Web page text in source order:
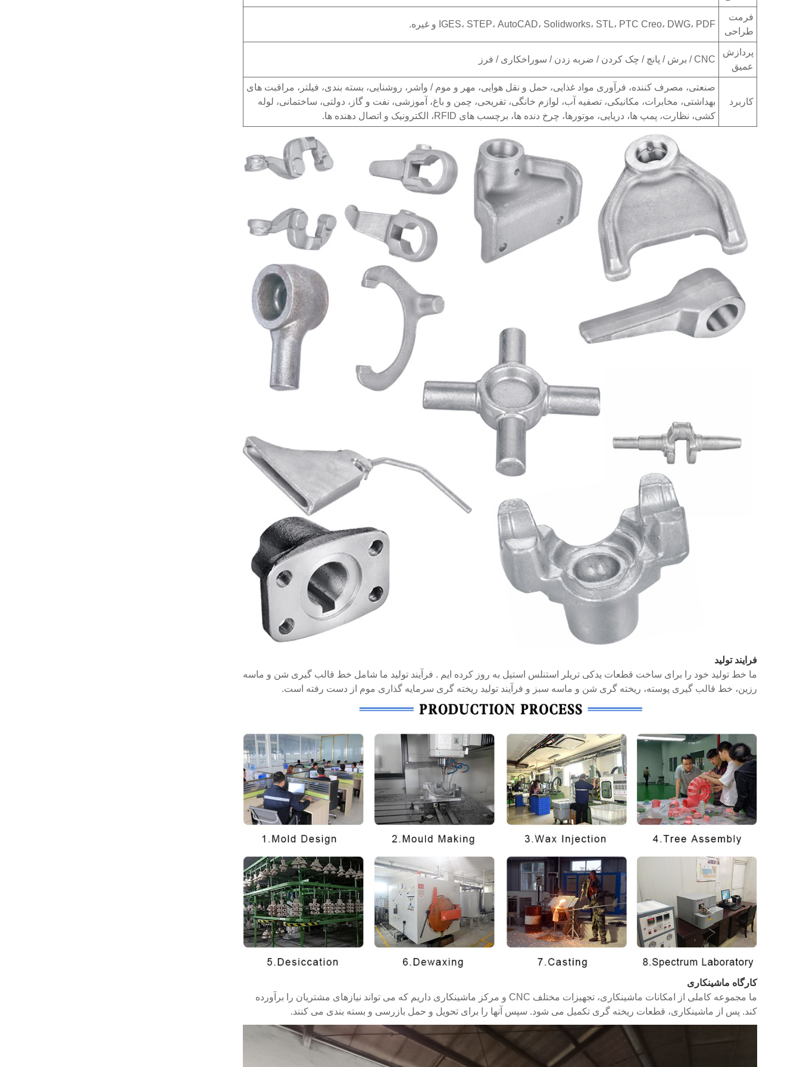
فرمت
طراحی
IGES، STEP، AutoCAD، Solidworks، STL، PTC Creo، DWG، PDF و غیره.
پردازش
عمیق
CNC / برش / پانچ / چک کردن / ضربه زدن / سوراخکاری / فرز
کاربرد
صنعتی، مصرف کننده، فرآوری مواد غذایی، حمل و نقل هوایی، مهر و موم / واشر، روشنایی، بسته بندی، فیلتر، مراقبت های
بهداشتی، مخابرات، مکانیکی، تصفیه آب، لوازم خانگی، تفریحی، چمن و باغ، آموزشی، نفت و گاز، دولتی، ساختمانی، لوله
کشی، نظارت، پمپ ها، دریایی، موتورها، چرخ دنده ها، برچسب های RFID، الکترونیک و اتصال دهنده ها.
فرایند تولید
ما خط تولید خود را برای ساخت قطعات یدکی تریلر استنلس استیل به روز کرده ایم . فرآیند تولید ما شامل خط قالب گیری شن و ماسه
رزین، خط قالب گیری پوسته، ریخته گری شن و ماسه سبز و فرآیند تولید ریخته گری سرمایه گذاری موم از دست رفته است.
کارگاه ماشینکاری
ما مجموعه کاملی از امکانات ماشینکاری، تجهیزات مختلف CNC و مرکز ماشینکاری داریم که می تواند نیازهای مشتریان را برآورده
کند. پس از ماشینکاری، قطعات ریخته گری تکمیل می شود. سپس آنها را برای تحویل و حمل بازرسی و بسته بندی می کنند.